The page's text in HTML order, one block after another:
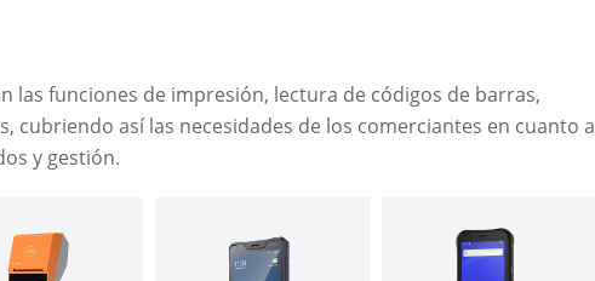
las funciones de impresión, lectura de códigos de barras,
cubriendo así las necesidades de los comerciantes en cuanto a
y gestión.